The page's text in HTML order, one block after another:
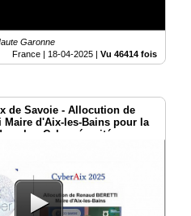
Garonne
France | 18-04-2025 |Vu 46414 fois
de Savoie - Allocution de
Maire d'Aix-les-Bains pour la
salon Cybersécurité